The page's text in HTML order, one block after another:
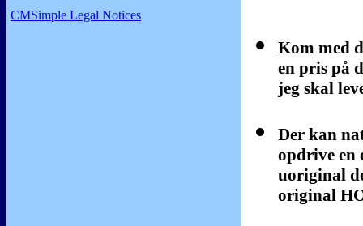
CMSimple Legal Notices
Kom med
en pris på
jeg skal
Der kan
opdrive en
uoriginal
original